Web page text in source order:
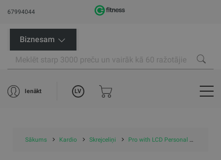
67994044
Biznesam
Ienākt LV
Sākums Kardio Skrejceliņi Pro with LCD Personal Trainer Display